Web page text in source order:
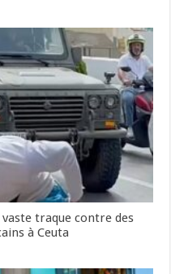
vaste traque contre des
à Ceuta